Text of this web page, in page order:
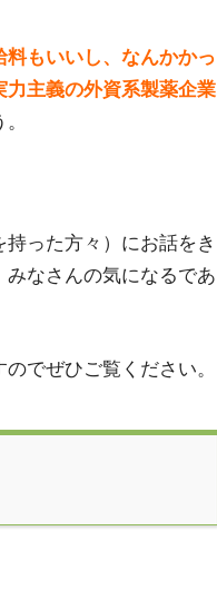
料もいいし、なんかかっ
力主義の外資系製薬企業
った方々）にお話をき
なさんの気になるであ
でぜひご覧ください。